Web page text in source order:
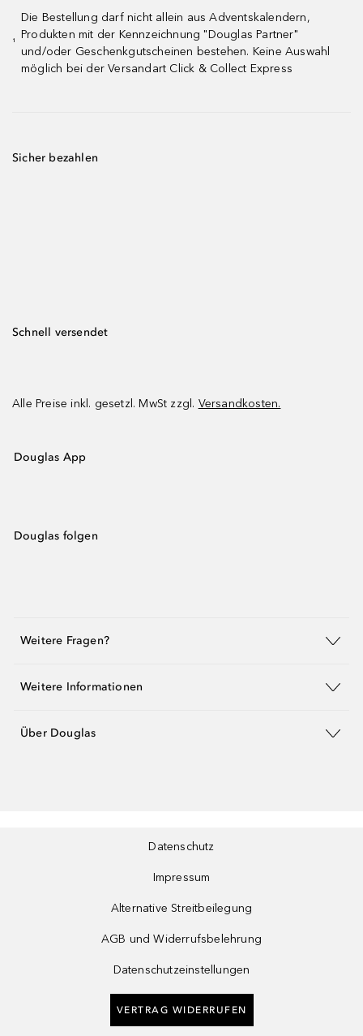
¹
Die Bestellung darf nicht allein aus Adventskalendern,
Produkten mit der Kennzeichnung "Douglas Partner"
und/oder Geschenkgutscheinen bestehen. Keine Auswahl
möglich bei der Versandart Click & Collect Express
Sicher bezahlen
Schnell versendet
Alle Preise inkl. gesetzl. MwSt zzgl. Versandkosten.
Douglas App
Douglas folgen
Weitere Fragen?
Weitere Informationen
Über Douglas
Datenschutz
Impressum
Alternative Streitbeilegung
AGB und Widerrufsbelehrung
Datenschutzeinstellungen
VERTRAG WIDERRUFEN